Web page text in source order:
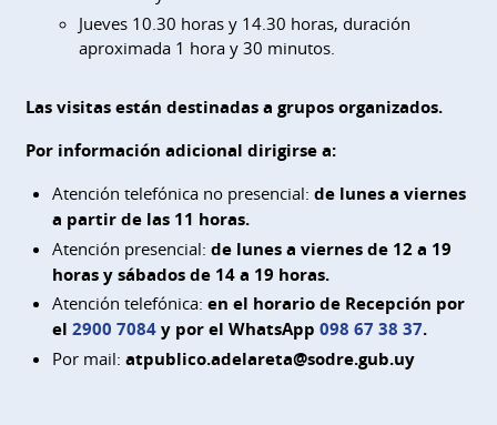
Jueves 10.30 horas y 14.30 horas, duración
aproximada 1 hora y 30 minutos.
Las visitas están destinadas a grupos organizados.
Por información adicional dirigirse a:
Atención telefónica no presencial: de lunes a viernes
a partir de las 11 horas.
Atención presencial: de lunes a viernes de 12 a 19
horas y sábados de 14 a 19 horas.
Atención telefónica: en el horario de Recepción por
el 2900 7084y por el WhatsApp 098 67 38 37.
Por mail: atpublico.adelareta@sodre.gub.uy